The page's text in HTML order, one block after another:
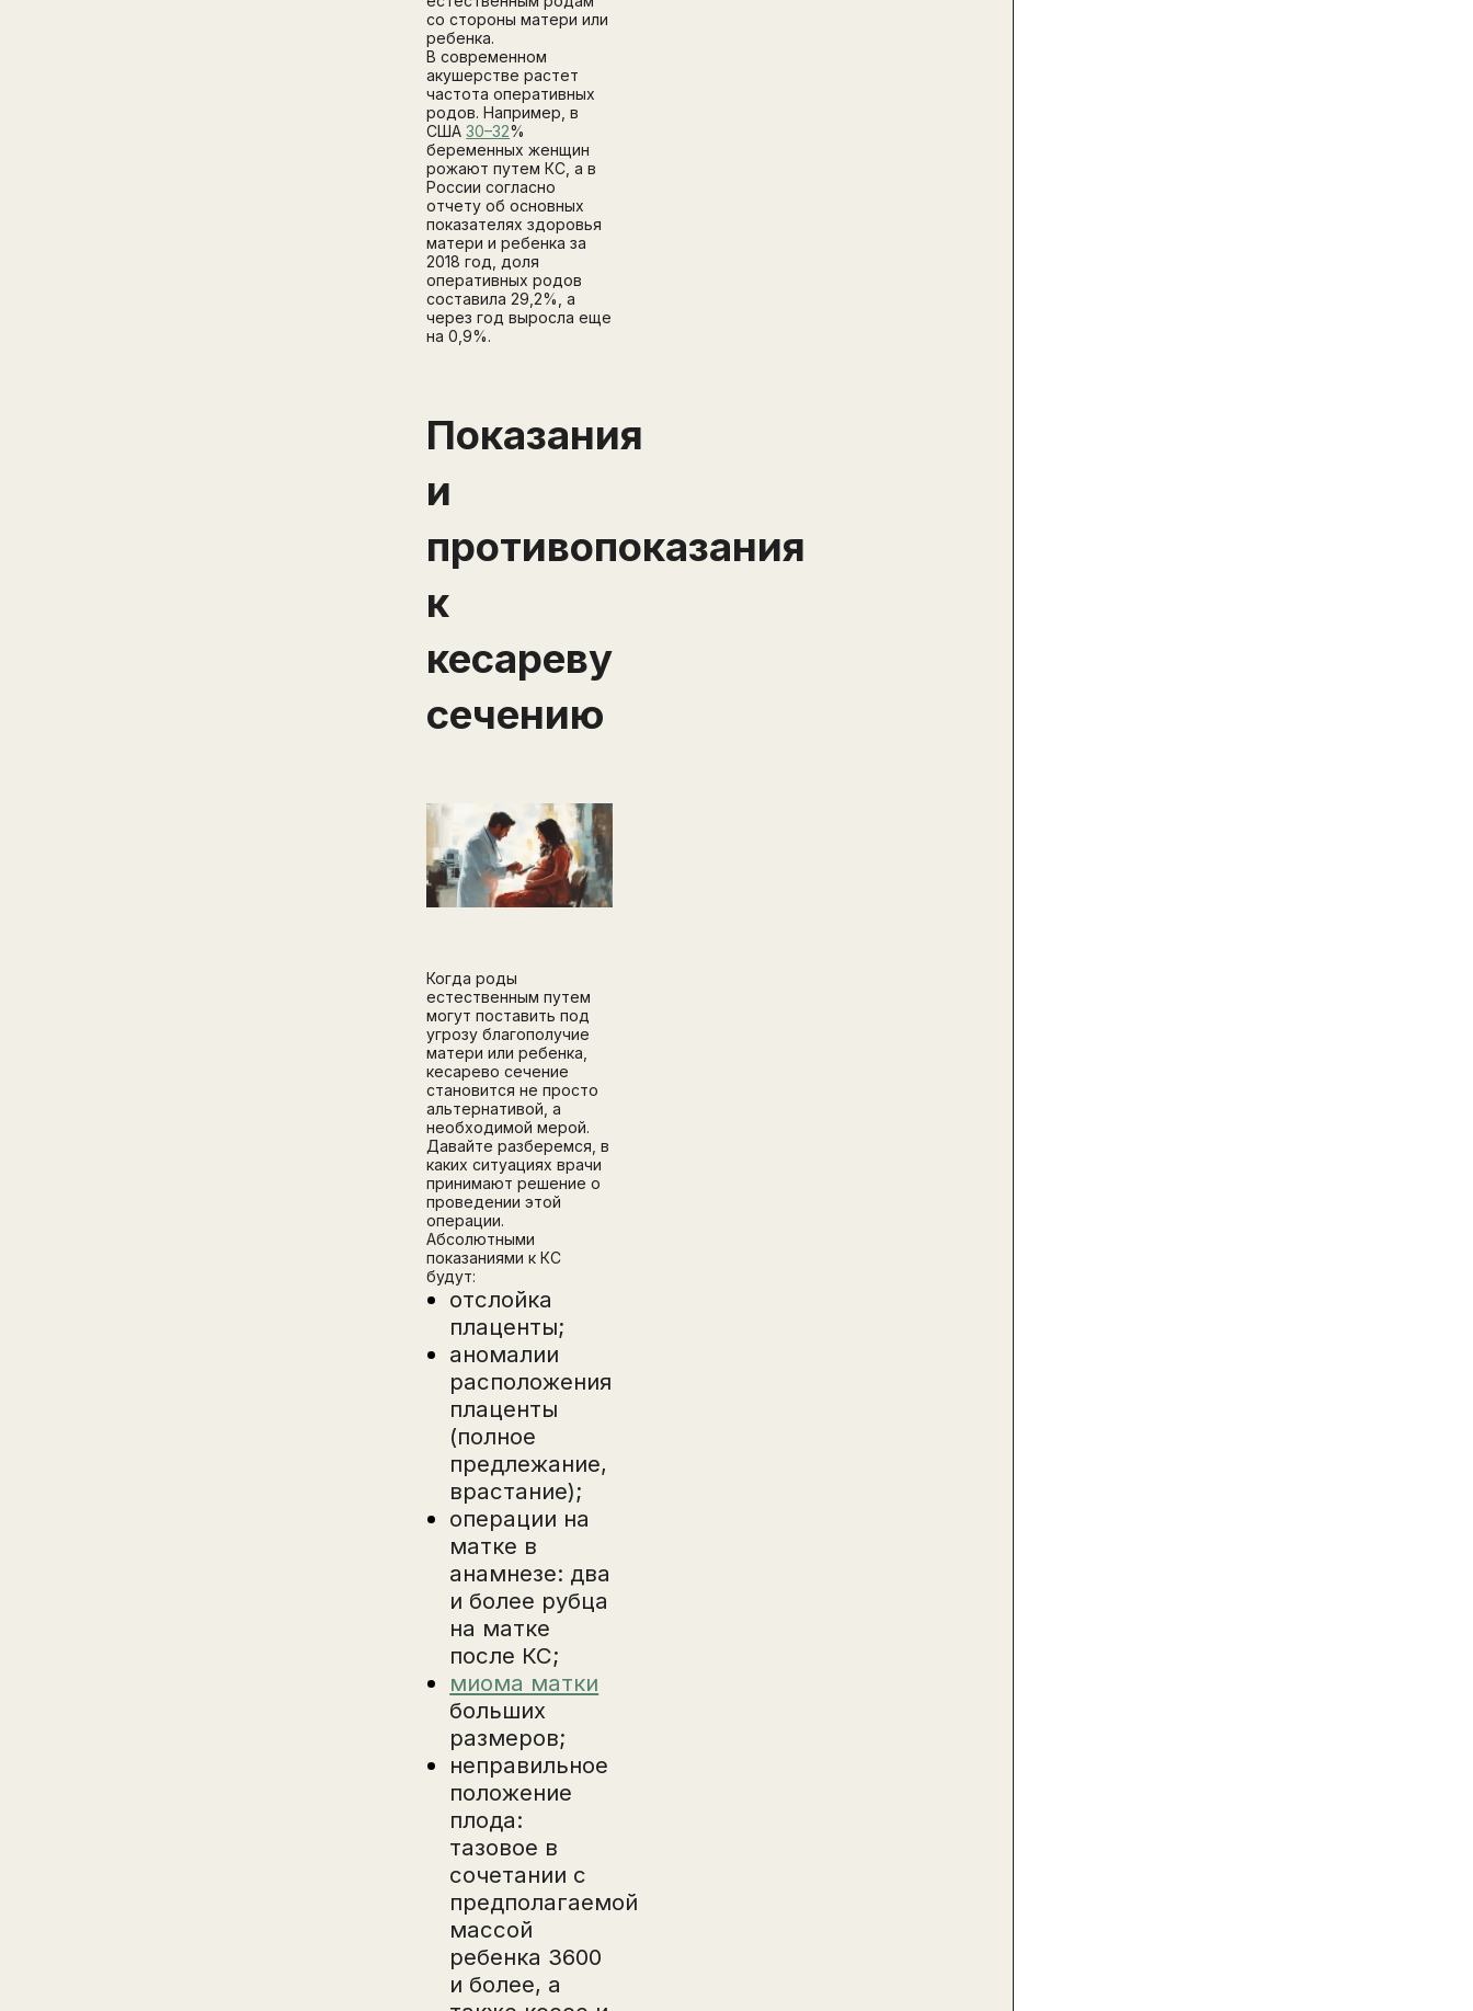
со стороны матери или
ребенка.
В современном
акушерстве растет
частота оперативных
родов. Например, в
США30–32%
беременных женщин
рожают путем КС, а в
России согласно
отчету об основных
показателях здоровья
матери и ребенка за
2018 год, доля
оперативных родов
составила 29,2%, а
через год выросла еще
на 0,9%.
Показания
и
противопоказания
к
кесареву
сечению
Когда роды
естественным путем
могут поставить под
угрозу благополучие
матери или ребенка,
кесарево сечение
становится не просто
альтернативой, а
необходимой мерой.
Давайте разберемся, в
каких ситуациях врачи
принимают решение о
проведении этой
операции.
Абсолютными
показаниями к КС
будут:
отслойка
плаценты;
аномалии
расположения
плаценты
(полное
предлежание,
врастание);
операции на
матке в
анамнезе: два
и более рубца
на матке
после КС;
миома матки
больших
размеров;
неправильное
положение
плода:
тазовое в
сочетании с
предполагаемой
массой
ребенка 3600
и более, а
Перейти на страницу регистрации